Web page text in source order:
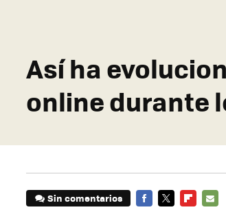
Así ha
online durante
Sin comentarios